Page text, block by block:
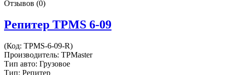
Отзывов (0)
Репитер TPMS 6-09
(Код: TPMS-6-09-R)
Производитель: TPMaster
Тип авто: Грузовое
Тип: Репитер